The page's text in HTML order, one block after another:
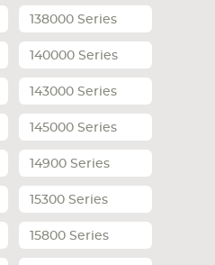
138000 Series
140000 Series
143000 Series
145000 Series
14900 Series
15300 Series
15800 Series